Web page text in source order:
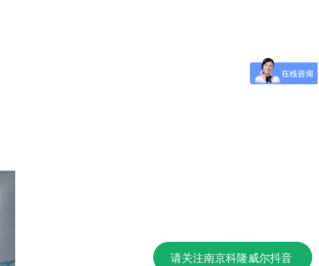
请关注南京科隆威尔抖音